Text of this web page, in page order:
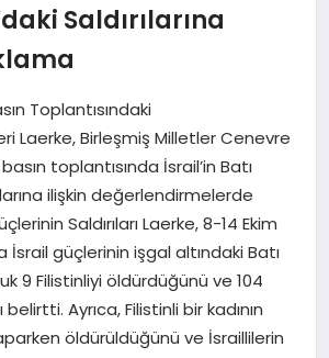
Saldırılarına
Toplantısındaki
Laerke, Birleşmiş Milletler Cenevre
toplantısında İsrail’in Batı
ilişkin değerlendirmelerde
Saldırıları Laerke, 8-14 Ekim
İsrail güçlerinin işgal altındaki Batı
9 Filistinliyi öldürdüğünü ve 104
belirtti. Ayrıca, Filistinli bir kadının
öldürüldüğünü ve İsraillilerin